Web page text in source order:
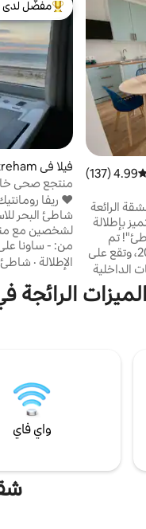
التقييم 4.99 من 5، 137 مراجعات
4.99 (137)
الرائعة
وتتميز بإطلالة
كاملة على البحر وديكور "كابينة الشاطئ"! تم
تجديدها بالكامل في صيف عام 2024، وتقع على
وسط
بالشاطئ
أغطية الأسرة
الداخلية
من أبرز
مفضّل لدى
فيلا في Ouistreham
منتجع صحي
❤️ ريفا
شاطئ البحر
لشخصين مع
من: - ساونا
العلاج
ومجاور
الإطلالة · شاطئ
الميزات
واي فاي